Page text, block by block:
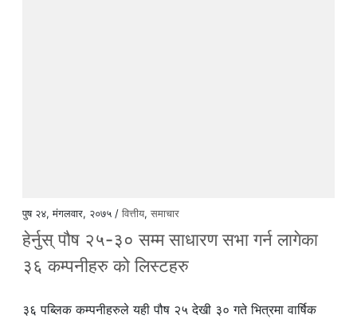
पुष २४, मंगलवार, २०७५ /वित्तीय,समाचार
हेर्नुस् पौष २५-३० सम्म साधारण सभा गर्न लागेका
३६ कम्पनीहरु को लिस्टहरु
३६ पब्लिक कम्पनीहरुले यही पौष २५ देखी ३० गते भित्रमा वार्षिक